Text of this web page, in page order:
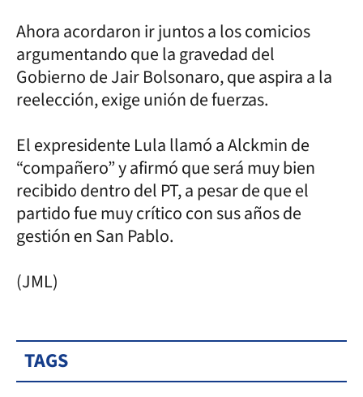
Ahora acordaron ir juntos a los comicios
argumentando que la gravedad del
Gobierno de Jair Bolsonaro, que aspira a la
reelección, exige unión de fuerzas.
El expresidente Lula llamó a Alckmin de
“compañero” y afirmó que será muy bien
recibido dentro del PT, a pesar de que el
partido fue muy crítico con sus años de
gestión en San Pablo.
(JML)
TAGS